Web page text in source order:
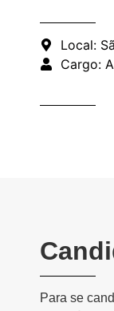
Local:
Cargo:
Para se